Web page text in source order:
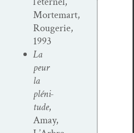
Mortemart,
Rougerie,
1993
La
peur
la
pléni­
tude,
Amay,